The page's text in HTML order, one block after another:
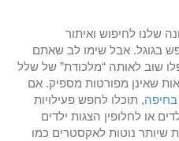
שלנו לחיפוש ואיתור
בגוגל. אבל שימו לב שאתם
שוב לאותה “מלכודת” של שלל
שאינן מפורטות מספיק. אם
בחיפה, תוכלו לחפש פעילויות
או לחלופין הצגות ילדים
שיותר נוטות לאקסטרים כמו